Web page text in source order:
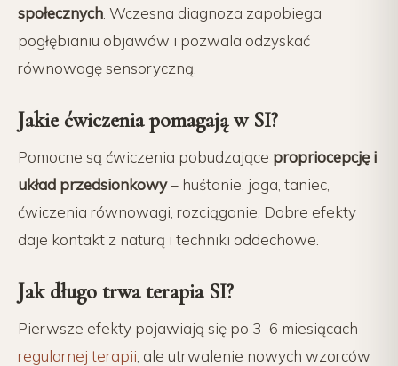
społecznych . Wczesna diagnoza zapobiega
pogłębianiu objawów i pozwala odzyskać
równowagę sensoryczną.
Jakie ćwiczenia pomagają w SI?
Pomocne są ćwiczenia pobudzające propriocepcję i
układ przedsionkowy– huśtanie, joga, taniec,
ćwiczenia równowagi, rozciąganie. Dobre efekty
daje kontakt z naturą i techniki oddechowe.
Jak długo trwa terapia SI?
Pierwsze efekty pojawiają się po 3–6 miesiącach
regularnej terapii , ale utrwalenie nowych wzorców